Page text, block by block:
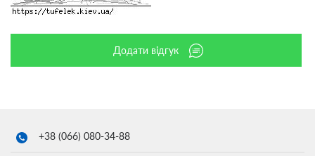
Додати відгук
+38 (066) 080-34-88